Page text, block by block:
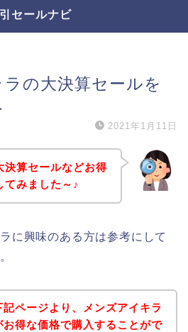
セールナビ
の大決算セールを
2021年1月11日
決算セールなどお得
てみました～♪
に興味のある方は参考にして
記ページより、メンズアイキラ
お得な価格で購入することがで